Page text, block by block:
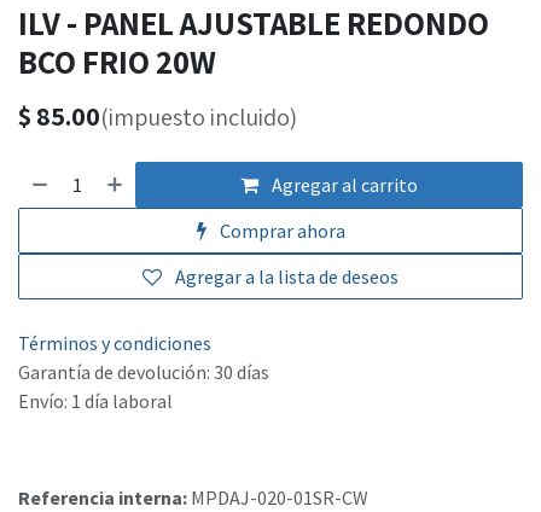
ILV - PANEL AJUSTABLE REDONDO
BCO FRIO 20W
$ 85.00(impuesto incluido)
Agregar al carrito
Comprar ahora
Agregar a la lista de deseos
Términos y condiciones
Garantía de devolución: 30 días
Envío: 1 día laboral
Referencia interna: MPDAJ-020-01SR-CW